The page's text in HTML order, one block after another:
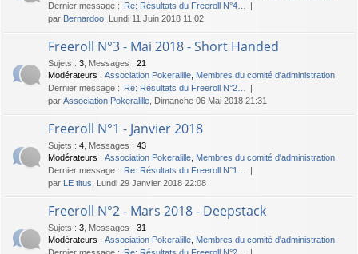
Dernier message : Re: Résultats du Freeroll N°4…
par Bernardoo , Lundi 11 Juin 2018 11:02
Freeroll N°3 - Mai 2018 - Short Handed
Sujets : 3 Messages : 21
Modérateurs : Association Pokeralille Membres du comité d'administration
Dernier message : Re: Résultats du Freeroll N°2…
par Association Pokeralille , Dimanche 06 Mai 2018 21:31
Freeroll N°1 - Janvier 2018
Sujets : 4 Messages : 43
Modérateurs : Association Pokeralille Membres du comité d'administration
Dernier message : Re: Résultats du Freeroll N°1…
par LE titus , Lundi 29 Janvier 2018 22:08
Freeroll N°2 - Mars 2018 - Deepstack
Sujets : 3 Messages : 31
Modérateurs : Association Pokeralille Membres du comité d'administration